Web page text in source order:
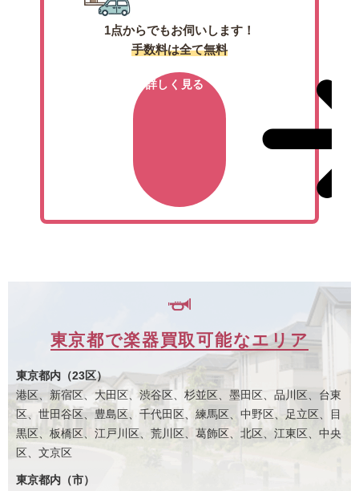
1点からでもお伺いします！
手数料は全て無料
詳しく見る
東京都で楽器買取可能なエリア
東京都内（23区）
港区、新宿区、大田区、渋谷区、杉並区、墨田区、品川区、台東
区、世田谷区、豊島区、千代田区、練馬区、中野区、足立区、目
黒区、板橋区、江戸川区、荒川区、葛飾区、北区、江東区、中央
区、文京区
東京都内（市）